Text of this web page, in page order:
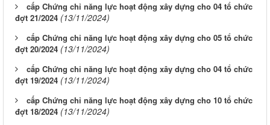
cấp Chứng chỉ năng lực hoạt động xây dựng cho 04 tổ chức
đợt 21/2024 (13/11/2024)
cấp Chứng chỉ năng lực hoạt động xây dựng cho 05 tổ chức
đợt 20/2024 (13/11/2024)
cấp Chứng chỉ năng lực hoạt động xây dựng cho 04 tổ chức
đợt 19/2024 (13/11/2024)
cấp Chứng chỉ năng lực hoạt động xây dựng cho 10 tổ chức
đợt 18/2024 (13/11/2024)